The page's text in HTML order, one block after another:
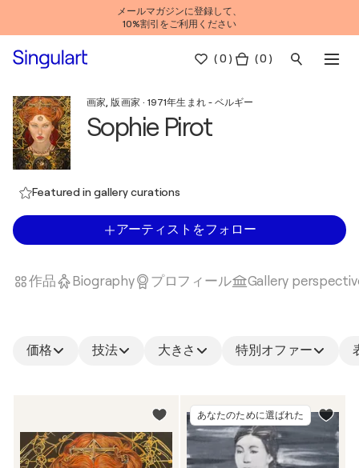
メールマガジンに登録して、
10%割引をご利用ください
(0 ) ( 0 )
画家, 版画家 · 1971年生まれ - ベルギー
Sophie Pirot
Featured in gallery curations
アーティストをフォロー
作品 Biography プロフィール Gallery
価格 技法 大きさ 特別オファー
あなたのために選ばれた